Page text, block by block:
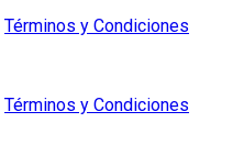
Términos y Condiciones
Términos y Condiciones